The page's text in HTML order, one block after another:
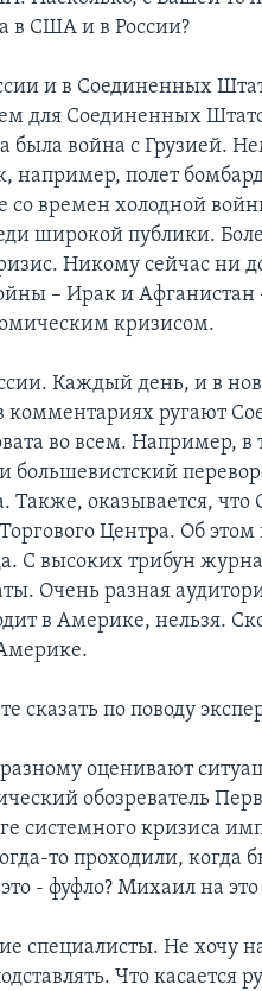
в США и в России?
и в Соединенных
для Соединенных
была война с Грузией.
например, полет
со времен холодной
широкой публики.
Никому сейчас ни
– Ирак и Афганистан
кризисом.
Каждый день, и в
комментариях ругают
во всем. Например,
большевистский
Также, оказывается,
Центра. Об
С высоких трибун
Очень разная
в Америке, нельзя.
сказать по поводу
оценивают
обозреватель
системного кризиса
то проходили, когда
- фуфло? Михаил на
специалисты. Не хочу
Что касается